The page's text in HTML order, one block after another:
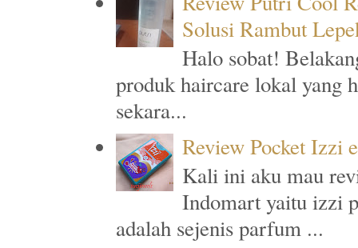
Solusi Rambut
Halo sobat!
produk haircare lokal yang
sekara...
Review Pocket Izzi
Kali ini aku mau
Indomart yaitu izzi
adalah sejenis parfum ...